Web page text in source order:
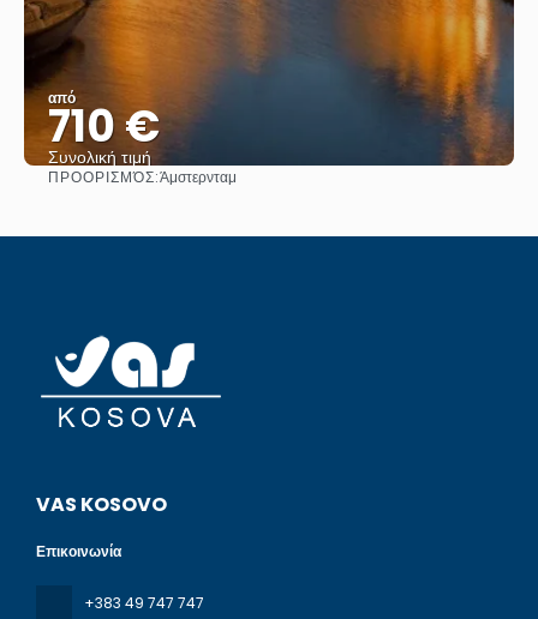
από
710 €
Συνολική τιμή
ΠΡΟΟΡΙΣΜΌΣ:Άμστερνταμ
VAS KOSOVO
Επικοινωνία
+383 49 747 747